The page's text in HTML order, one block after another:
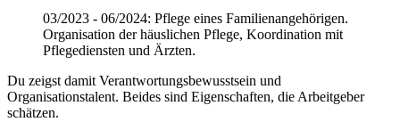
03/2023 - 06/2024: Pflege eines Familienangehörigen.
Organisation der häuslichen Pflege, Koordination mit
Pflegediensten und Ärzten.
Du zeigst damit Verantwortungsbewusstsein und
Organisationstalent. Beides sind Eigenschaften, die Arbeitgeber
schätzen.